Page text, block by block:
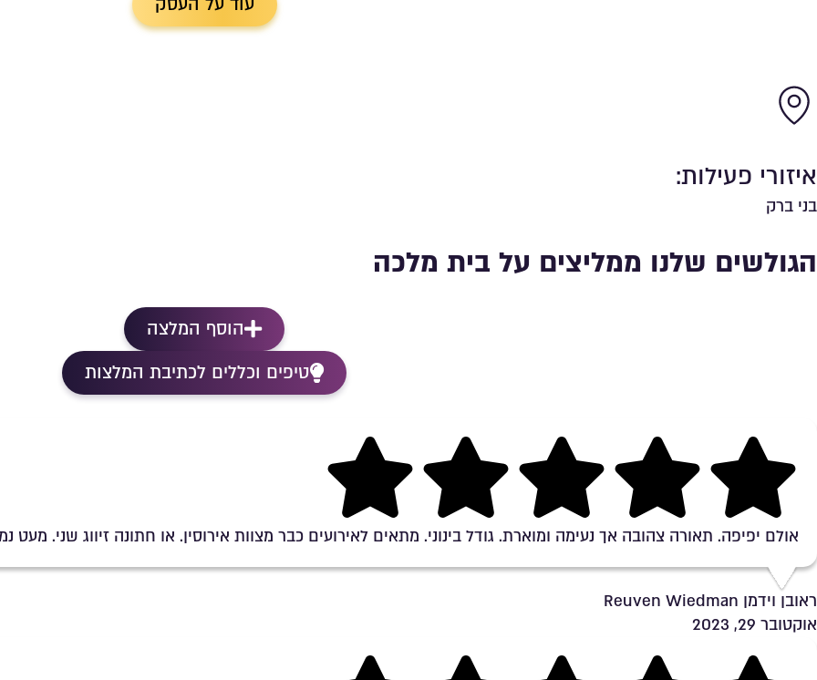
איזורי פעילות:
בני ברק
הגולשים שלנו ממליצים על בית מלכה
הוסף המלצה
טיפים וכללים לכתיבת המלצות
Rating 5 out of 5
אולם יפיפה. תאורה צהובה אך נעימה ומוארת. גודל בינוני. מתאים לאירועים כבר מצוות אירוסין. או חתונה זיווג שני. מעט
ראובן וידמן Reuven Wiedman
אוקטובר 29, 2023